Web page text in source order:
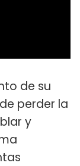
de su
perder la
y